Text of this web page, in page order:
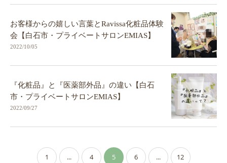
お客様からの嬉しい言葉とRavissa化粧品体験
会【白石市・プライベートサロンEMIAS】
2022/10/05
『化粧品』と『医薬部外品』の違い【白石
市・プライベートサロンEMIAS】
2022/09/27
1 ... 4 5 6 ... 12